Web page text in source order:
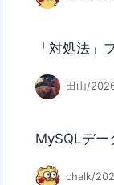
「対処法
田山/
MySQLデー
chalk/